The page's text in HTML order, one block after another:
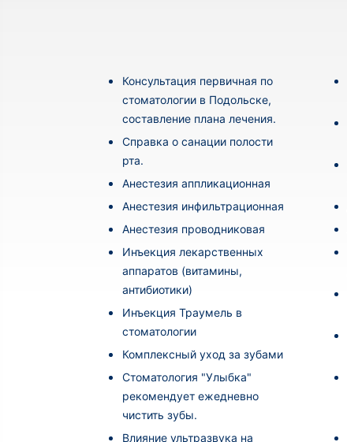
Консультация первичная по
стоматологии в Подольске,
составление плана лечения.
Cправка о санации полости
рта.
Анестезия аппликационная
Анестезия инфильтрационная
Анестезия проводниковая
Инъекция лекарственных
аппаратов (витамины,
антибиотики)
Инъекция Траумель в
стоматологии
Комплексный уход за зубами
Стоматология "Улыбка"
рекомендует ежедневно
чистить зубы.
Влияние ультразвука на